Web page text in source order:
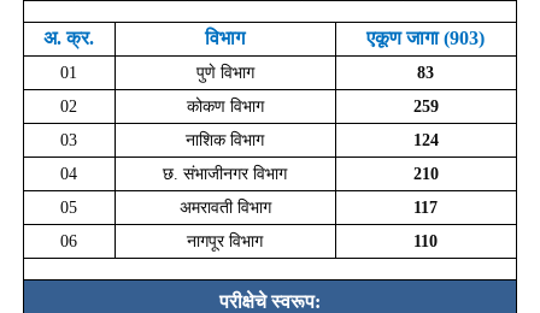
अ. क्र. विभाग एकूण जागा(903)
01 पुणे विभाग
83
02
कोकण विभाग
259
03
नाशिक विभाग
124
04
छ. संभाजीनगर विभाग
210
05
अमरावती विभाग
117
06
नागपूर विभाग 110
परीक्षेचे स्वरूप: